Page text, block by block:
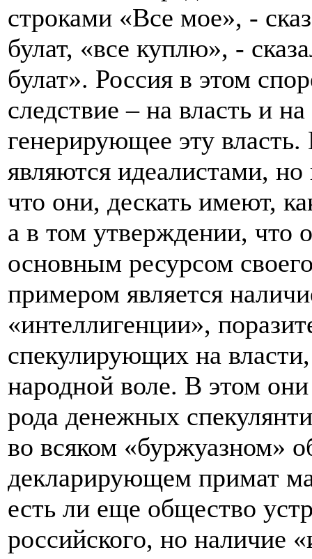
строками «Все мое», -
булат, «все куплю», -
булат». Россия в этом
следствие – на власть и
генерирующее эту
являются идеалистами,
что они, дескать имеют,
а в том утверждении, что
основным ресурсом
примером является
«интеллигенции»,
спекулирующих на
народной воле. В этом
рода денежных
во всяком «буржуазном»
декларирующем примат
есть ли еще общество
российского, но наличие